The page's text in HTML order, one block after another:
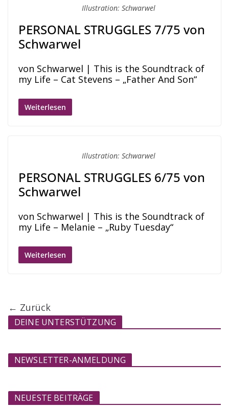
Illustration: Schwarwel
PERSONAL STRUGGLES 7/75 von
Schwarwel
von Schwarwel | This is the Soundtrack of
my Life – Cat Stevens – „Father And Son“
Weiterlesen
Illustration: Schwarwel
PERSONAL STRUGGLES 6/75 von
Schwarwel
von Schwarwel | This is the Soundtrack of
my Life – Melanie – „Ruby Tuesday“
Weiterlesen
← Zurück
DEINE UNTERSTÜTZUNG
NEWSLETTER-ANMELDUNG
NEUESTE BEITRÄGE